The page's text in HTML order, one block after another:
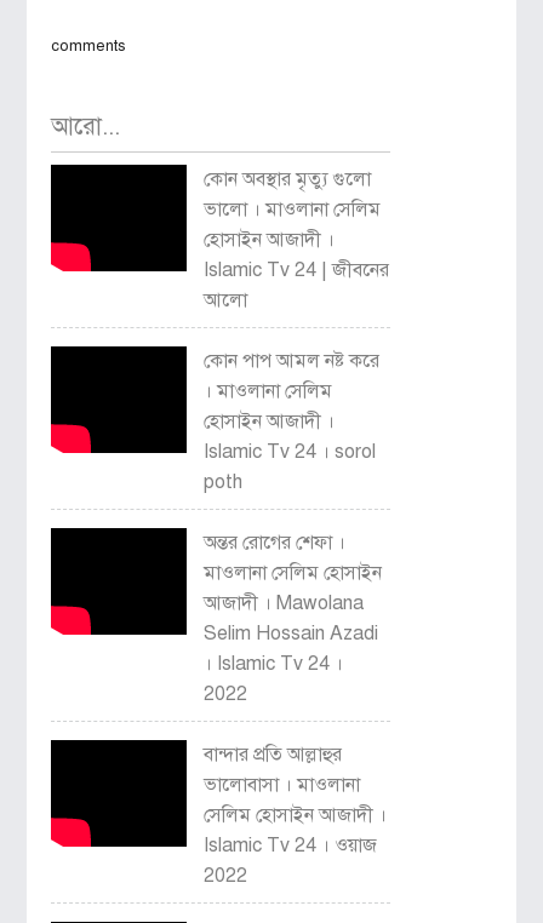
comments
আরো...
কোন অবস্থার মৃত্যু গুলো
ভালো । মাওলানা সেলিম
হোসাইন আজাদী ।
Islamic Tv 24 | জীবনের
আলো
কোন পাপ আমল নষ্ট করে
। মাওলানা সেলিম
হোসাইন আজাদী ।
Islamic Tv 24 । sorol
poth
অন্তর রোগের শেফা ।
মাওলানা সেলিম হোসাইন
আজাদী । Mawolana
Selim Hossain Azadi
। Islamic Tv 24 ।
2022
বান্দার প্রতি আল্লাহুর
ভালোবাসা । মাওলানা
সেলিম হোসাইন আজাদী ।
Islamic Tv 24 । ওয়াজ
2022